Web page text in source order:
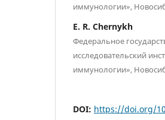
иммунологии»,
E. R. Chernykh
Федеральное
исследовательский
иммунологии»,
DOI: https://doi.org/